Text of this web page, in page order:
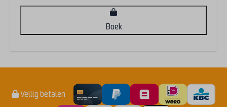
Boek
Veilig betalen